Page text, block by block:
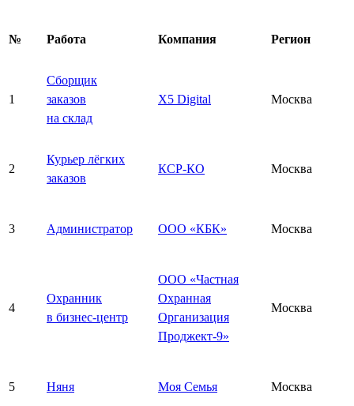
№ Работа Компания Регион
1
Сборщик
заказов
на склад
X5 Digital Москва
2
Курьер лёгких
заказов
КСР-КО Москва
3 Администратор ООО «КБК» Москва
4
Охранник
в бизнес-центр
ООО «Частная
Охранная
Организация
Проджект-9»
Москва
5 Няня Моя Семья Москва